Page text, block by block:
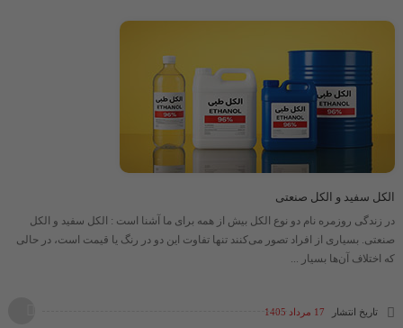
الکل سفید و الکل صنعتی
در زندگی روزمره نام دو نوع الکل بیش از همه برای ما آشنا است : الکل سفید و الکل
صنعتی. بسیاری از افراد تصور می‌کنند تنها تفاوت این دو در رنگ یا قیمت است، در حالی
که اختلاف آن‌ها بسیار ...
تاریخ انتشار 17 مرداد 1405